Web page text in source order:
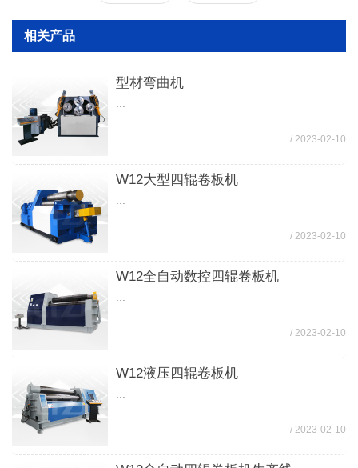
相关产品
型材弯曲机
/ 2023-02-10
W12大型四辊卷板机
/ 2023-02-10
W12全自动数控四辊卷板机
/ 2023-02-10
W12液压四辊卷板机
/ 2023-02-10